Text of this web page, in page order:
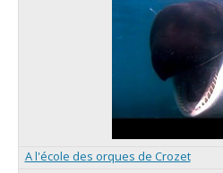
A l'école des orques de Crozet